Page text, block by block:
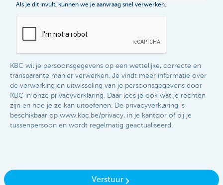
Als je dit invult, kunnen we je aanvraag snel verwerken.
KBC wil je persoonsgegevens op een wettelijke, correcte en
transparante manier verwerken. Je vindt meer informatie over
de verwerking en uitwisseling van je persoonsgegevens door
KBC in onze privacyverklaring. Daar lees je ook wat je rechten
zijn en hoe je ze kan uitoefenen. De privacyverklaring is
beschikbaar op www.kbc.be/privacy, in je kantoor of bij je
tussenpersoon en wordt regelmatig geactualiseerd.​​
Verstuur